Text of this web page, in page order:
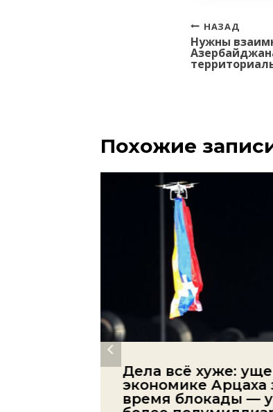
по
НАЗАД
Нужны
Похожие
Дела всё хуже:
экономике Арцаха
время блокады —